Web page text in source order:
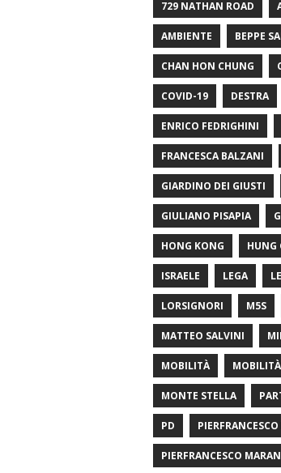
729 NATHAN ROAD
AMBIENTE BEPPE
CHAN HON CHUNG
COVID-19 DESTRA
ENRICO FEDRIGHINI
FRANCESCA BALZANI
GIARDINO DEI GIUSTI
GIULIANO PISAPIA
HONG KONG HUNG
ISRAELE LEGA
LORSIGNORI M5S
MATTEO SALVINI
MOBILITÀ
MONTE STELLA
PD
PIERFRANCESCO MARAN